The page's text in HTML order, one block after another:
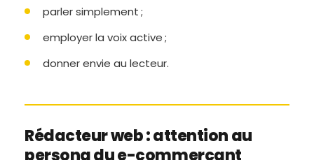
parler simplement ;
employer la voix active ;
donner envie au lecteur.
Rédacteur web : attention au
persona du e-commerçant